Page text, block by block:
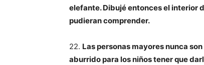
elefante. Dibujé entonces el interior
pudieran comprender.
22. Las personas mayores nunca
aburrido para los niños tener que